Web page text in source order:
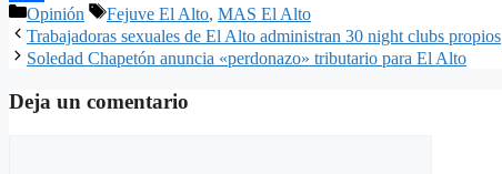
Compartir
Categorías
Opinión Etiquetas
Fejuve El Alto, MAS El Alto
Trabajadoras sexuales de El Alto administran 30 night clubs propios
Soledad Chapetón anuncia «perdonazo» tributario para El Alto
Deja un comentario